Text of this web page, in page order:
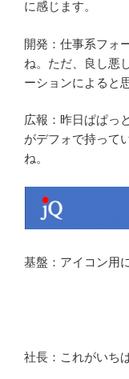
に感じます。
開発：仕事系フォ
ね。ただ、良し悪
ーションによると
広報：昨日ぱぱっ
がデフォで持って
ね。
基盤：アイコン用
社長：これがいち